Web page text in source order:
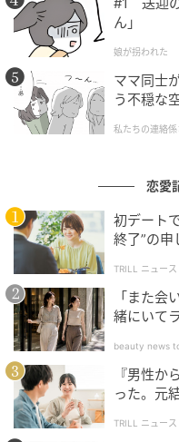
ベビーカレンダー
ん」
娘が拐われた
ママ同士
う不穏な
私たちの連絡係
恋愛
初デート
終了”の
TRILL ニュース
「また会
緒にいて
beauty news
『男性か
った。元
TRILL ニュース